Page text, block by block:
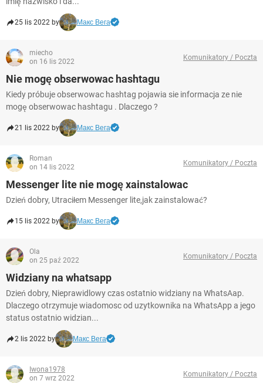
25 lis 2022 by Макс Вега
miecho
on 16 lis 2022
Komunikatory / Poczta
Nie mogę obserwowac hashtagu
Kiedy próbuje obserwowac hashtag pojawia sie informacja ze nie
mogę obserwowac hashtagu . Dlaczego ?
21 lis 2022 by Макс Вега
Roman
on 14 lis 2022
Komunikatory / Poczta
Messenger lite nie mogę xainstalowac
Dzień dobry, Utraciłem Messenger lite,jak zainstalować?
15 lis 2022 by Макс Вега
Ola
on 25 paź 2022
Komunikatory / Poczta
Widziany na whatsapp
Dzień dobry, Nieprawidlowy czas ostatnio widziany na WhatsAap.
Dlaczego otrzymuje wiadomosc od uzytkownika na WhatsApp a jego
status ostatnio widzian...
2 lis 2022 by Макс Вега
Iwona1978
on 7 wrz 2022
Komunikatory / Poczta